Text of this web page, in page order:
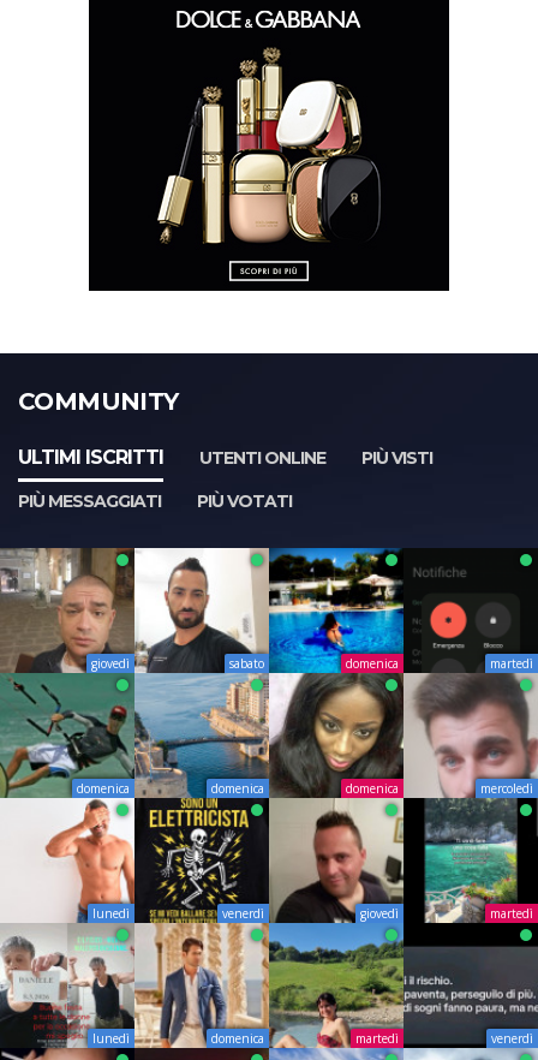
COMMUNITY
ULTIMI ISCRITTI UTENTI ONLINE
PIÙ VISTI
PIÙ MESSAGGIATI
PIÙ VOTATI
giovedì sabato domenica martedì
domenica domenica domenica mercoledì
lunedì venerdì giovedì martedì
lunedì domenica martedì venerdì